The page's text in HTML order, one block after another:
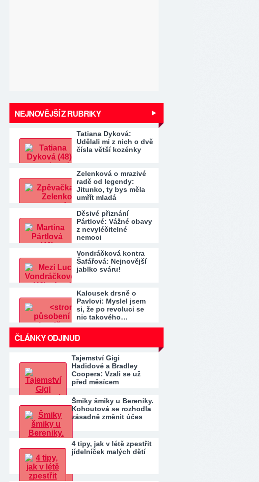
NEJNOVĚJŠÍ Z RUBRIKY
Tatiana Dyková:
Udělali mi z nich o dvě
čísla větší kozénky
Zelenková o mrazivé
radě od legendy:
Jitunko, ty bys měla
umřít mladá
Děsivé přiznání
Pártlové: Vážné obavy
z nevyléčitelné
nemoci
Vondráčková kontra
Šafářová: Nejnovější
jablko sváru!
Kalousek drsně o
Pavlovi: Myslel jsem
si, že po revoluci se
nic takového…
ČLÁNKY ODJINUD
Tajemství Gigi
Hadidové a Bradley
Coopera: Vzali se už
před měsícem
Šmiky šmiky u Bereniky.
Kohoutová se rozhodla
zásadně změnit účes
4 tipy, jak v létě zpestřit
jídelníček malých dětí